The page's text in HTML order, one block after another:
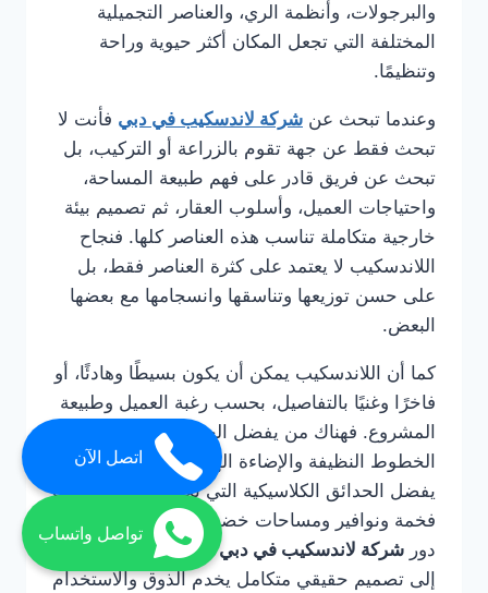
والبرجولات، وأنظمة الري، والعناصر التجميلية
المختلفة التي تجعل المكان أكثر حيوية وراحة
وتنظيمًا.
وعندما تبحث عن شركة لاندسكيب في دبي فأنت لا
تبحث فقط عن جهة تقوم بالزراعة أو التركيب، بل
تبحث عن فريق قادر على فهم طبيعة المساحة،
واحتياجات العميل، وأسلوب العقار، ثم تصميم بيئة
خارجية متكاملة تناسب هذه العناصر كلها. فنجاح
اللاندسكيب لا يعتمد على كثرة العناصر فقط، بل
على حسن توزيعها وتناسقها وانسجامها مع بعضها
البعض.
كما أن اللاندسكيب يمكن أن يكون بسيطًا وهادئًا، أو
فاخرًا وغنيًا بالتفاصيل، بحسب رغبة العميل وطبيعة
المشروع. فهناك من يفضل الحدائق العصرية ذات
الخطوط النظيفة والإضاءة الهادئة، وهناك من
يفضل الحدائق الكلاسيكية التي تحتوي على جلسات
فخمة ونوافير ومساحات خضراء واسعة. وهنا يظهر
دور شركة لاندسكيب في دبيفي تحويل هذه الرؤية
إلى تصميم حقيقي متكامل يخدم الذوق والاستخدام
اتصل الآن
تواصل واتساب